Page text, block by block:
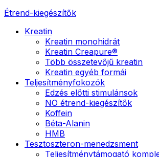
Étrend-kiegészítők
Kreatin
Kreatin monohidrát
Kreatin Creapure®
Több összetevőjű kreatin
Kreatin egyéb formái
Teljesítményfokozók
Edzés előtti stimulánsok
NO étrend-kiegészítők
Koffein
Béta-Alanin
HMB
Tesztoszteron-menedzsment
Teljesítménytámogató